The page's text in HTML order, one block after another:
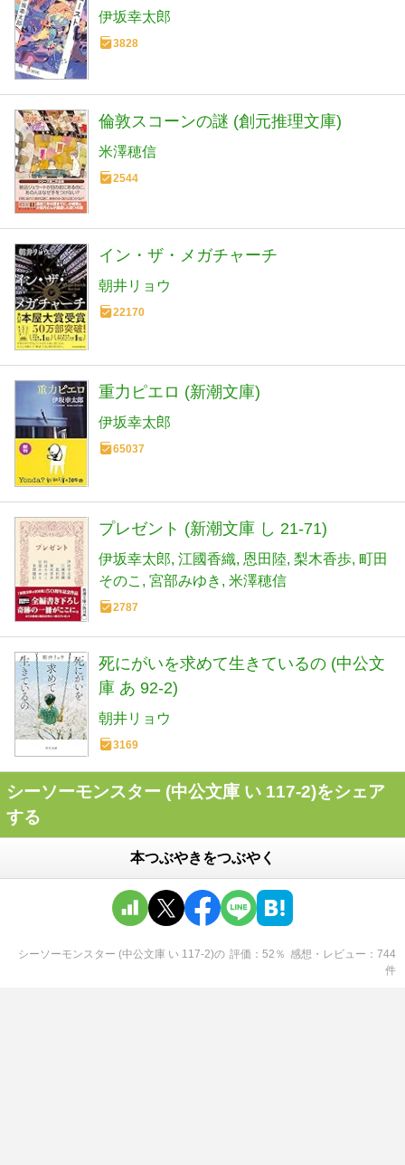
伊坂幸太郎
3828
倫敦スコーンの謎 (創元推理文庫)
米澤穂信
2544
イン・ザ・メガチャーチ
朝井リョウ
22170
重力ピエロ (新潮文庫)
伊坂幸太郎
65037
プレゼント (新潮文庫 し 21-71)
伊坂幸太郎 江國香織 恩田陸 梨木香歩 町田
そのこ
宮部みゆき 米澤穂信
2787
死にがいを求めて生きているの (中公文
庫 あ 92-2)
朝井リョウ
3169
シーソーモンスター (中公文庫 い 117-2)をシェア
する
本つぶやきをつぶやく
シーソーモンスター (中公文庫 い 117-2)の 評価 52 ％ 感想・レビュー
744
件